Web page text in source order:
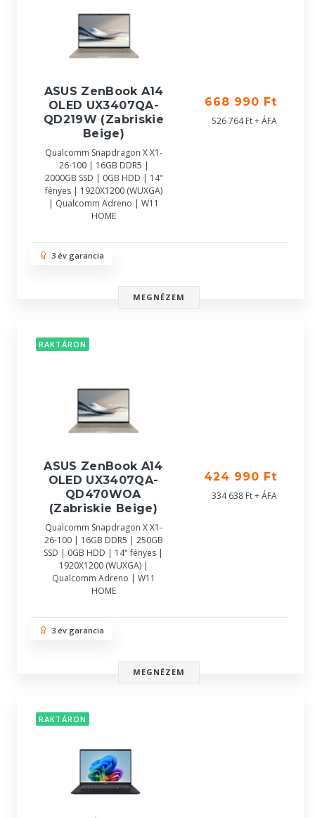
ASUS ZenBook A14
OLED UX3407QA-
QD219W (Zabriskie
Beige)
Qualcomm Snapdragon X X1-
26-100 | 16GB DDR5 |
2000GB SSD | 0GB HDD | 14"
fényes | 1920X1200 (WUXGA)
| Qualcomm Adreno | W11
HOME
668 990 Ft
526 764 Ft + ÁFA
3 év garancia
MEGNÉZEM
RAKTÁRON
ASUS ZenBook A14
OLED UX3407QA-
QD470WOA
(Zabriskie Beige)
Qualcomm Snapdragon X X1-
26-100 | 16GB DDR5 | 250GB
SSD | 0GB HDD | 14" fényes |
1920X1200 (WUXGA) |
Qualcomm Adreno | W11
HOME
424 990 Ft
334 638 Ft + ÁFA
3 év garancia
MEGNÉZEM
RAKTÁRON